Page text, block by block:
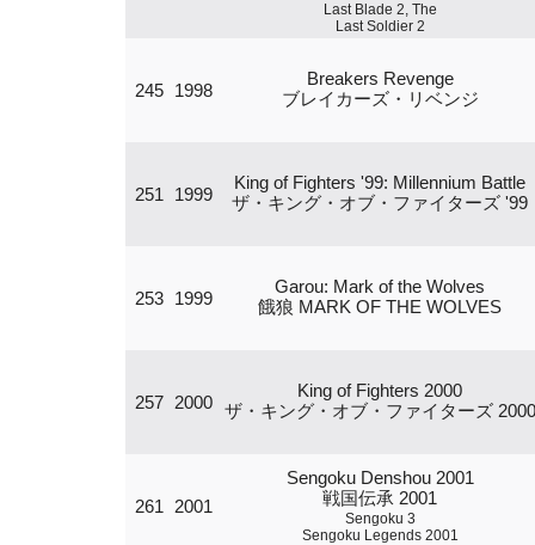
Last Blade 2, The
Last Soldier 2
245 1998
Breakers Revenge
ブレイカーズ・リベンジ
251 1999
King of Fighters '99: Millennium Battle
ザ・キング・オブ・ファイターズ '99
253 1999
Garou: Mark of the Wolves
餓狼 MARK OF THE WOLVES
257 2000
King of Fighters 2000
ザ・キング・オブ・ファイターズ 2000
261 2001
Sengoku Denshou 2001
戦国伝承 2001
Sengoku 3
Sengoku Legends 2001